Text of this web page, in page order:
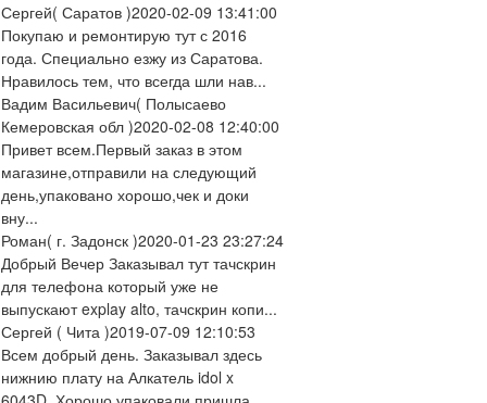
Сергей( Саратов )2020-02-09 13:41:00
Покупаю и ремонтирую тут с 2016
года. Специально езжу из Саратова.
Нравилось тем, что всегда шли нав...
Вадим Васильевич( Полысаево
Кемеровская обл )2020-02-08 12:40:00
Привет всем.Первый заказ в этом
магазине,отправили на следующий
день,упаковано хорошо,чек и доки
вну...
Роман( г. Задонск )2020-01-23 23:27:24
Добрый Вечер Заказывал тут тачскрин
для телефона который уже не
выпускают explay alto, тачскрин копи...
Сергей ( Чита )2019-07-09 12:10:53
Всем добрый день. Заказывал здесь
нижнию плату на Алкатель idol x